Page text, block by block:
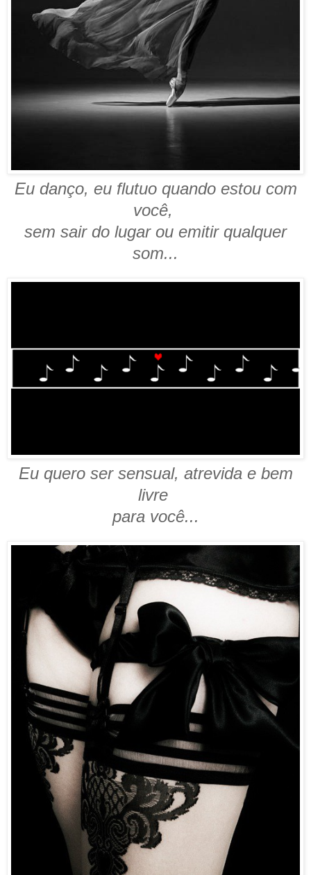
Eu danço, eu flutuo quando estou com
você,
sem sair do lugar ou emitir qualquer
som...
Eu quero ser sensual, atrevida e bem
livre
para você...